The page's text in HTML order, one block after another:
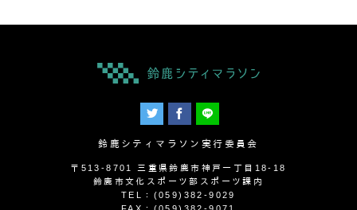
鈴鹿シティマラソン実行委員会
〒513-8701 三重県鈴鹿市神戸一丁目18-18
鈴鹿市文化スポーツ部スポーツ課内
TEL：(059)382-9029